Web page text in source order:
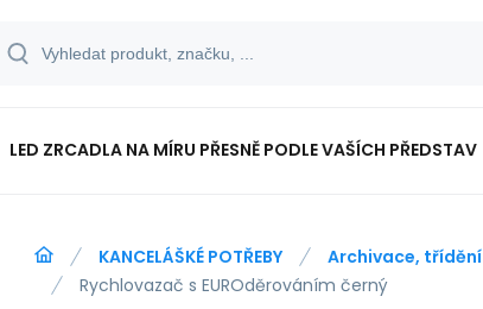
LED ZRCADLA NA MÍRU PŘESNĚ PODLE VAŠÍCH PŘEDSTAV
KANCELÁŠKÉ POTŘEBY Archivace, třídění
Rychlovazač s EUROděrováním černý